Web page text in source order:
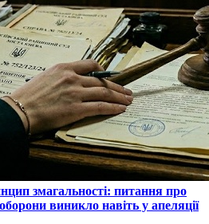
змагальності: питання про
виникло навіть у апеляції